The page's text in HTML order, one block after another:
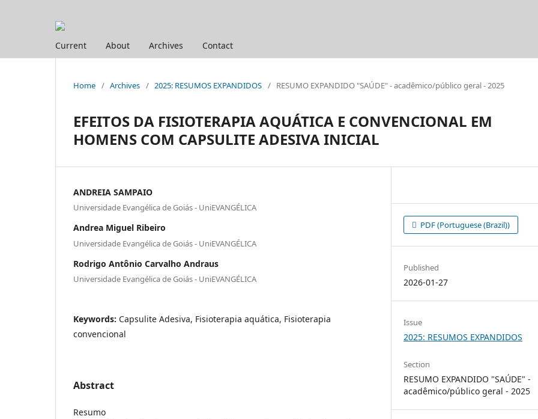
Current About Archives Contact
Home / Archives / 2025: RESUMOS EXPANDIDOS / RESUMO EXPANDIDO "SAÚDE" - acadêmico/público geral - 2025
EFEITOS DA FISIOTERAPIA AQUÁTICA E CONVENCIONAL EM
HOMENS COM CAPSULITE ADESIVA INICIAL
ANDREIA SAMPAIO
Universidade Evangélica de Goiás - UniEVANGÉLICA
Andrea Miguel Ribeiro
Universidade Evangélica de Goiás - UniEVANGÉLICA
Rodrigo Antônio Carvalho Andraus
Universidade Evangélica de Goiás - UniEVANGÉLICA
Keywords: Capsulite Adesiva, Fisioterapia aquática, Fisioterapia
convencional
Abstract
Resumo
PDF (Portuguese (Brazil))
Published
2026-01-27
Issue
2025: RESUMOS EXPANDIDOS
Section
RESUMO EXPANDIDO "SAÚDE" -
acadêmico/público geral - 2025